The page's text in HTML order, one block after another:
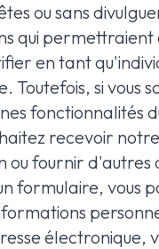
ou sans
qui permettraient
en tant
Toutefois, si vous
fonctionnalités
recevoir
ou fournir d'autres
formulaire, vous
électronique,